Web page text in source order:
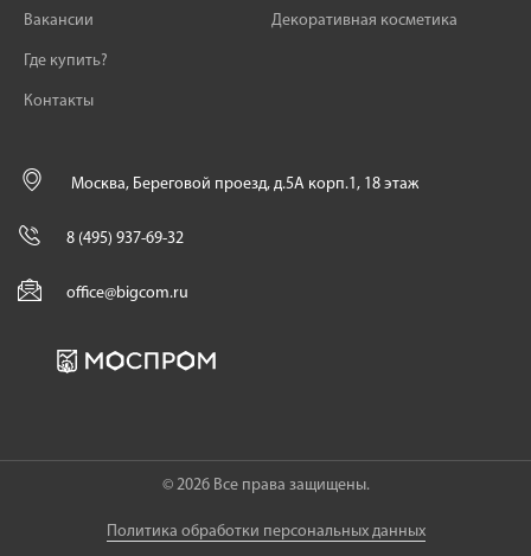
Вакансии
Где купить?
Контакты
Декоративная косметика
Москва, Береговой проезд, д.5А корп.1, 18 этаж
8 (495) 937-69-32
office@bigcom.ru
© 2026 Все права защищены.
Политика обработки персональных данных